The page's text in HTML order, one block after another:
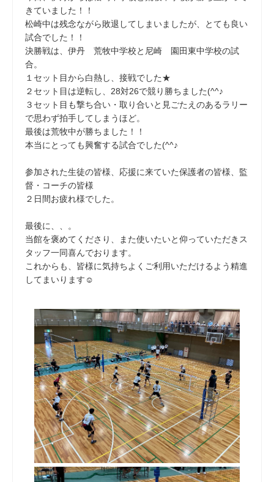
きていました！！
松崎中は残念ながら敗退してしまいましたが、とても良い
試合でした！！
決勝戦は、伊丹 荒牧中学校と尼崎 園田東中学校の試
合。
１セット目から白熱し、接戦でした★
２セット目は逆転し、28対26で競り勝ちました(^^♪
３セット目も撃ち合い・取り合いと見ごたえのあるラリー
で思わず拍手してしまうほど。
最後は荒牧中が勝ちました！！
本当にとっても興奮する試合でした(^^♪
参加された生徒の皆様、応援に来ていた保護者の皆様、監
督・コーチの皆様
２日間お疲れ様でした。
最後に、、。
当館を褒めてくださり、また使いたいと仰っていただきス
タッフ一同喜んでおります。
これからも、皆様に気持ちよくご利用いただけるよう精進
してまいります☺